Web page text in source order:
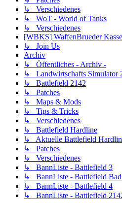
↳ Verschiedenes
↳ WoT - World of Tanks
↳ Verschiedenes
[WBKS] WaffenBrueder
↳ Join Us
Archiv
↳ Öffentliches - Archiv -
↳ Landwirtschafts Simulator
↳ Battlefield 2142
↳ Patches
↳ Maps & Mods
↳ Tips & Tricks
↳ Verschiedenes
↳ Battlefield Hardline
↳ Aktuelle Battlefield
↳ Patches
↳ Verschiedenes
↳ BannListe - Battlefield 3
↳ BannListe - Battlefield Bad
↳ BannListe - Battlefield 4
↳ BannListe - Battlefield